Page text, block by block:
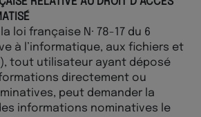
loi française N· 78-17 du 6
à l’informatique, aux fichiers et
tout utilisateur ayant déposé
directement ou
peut demander la
informations nominatives le